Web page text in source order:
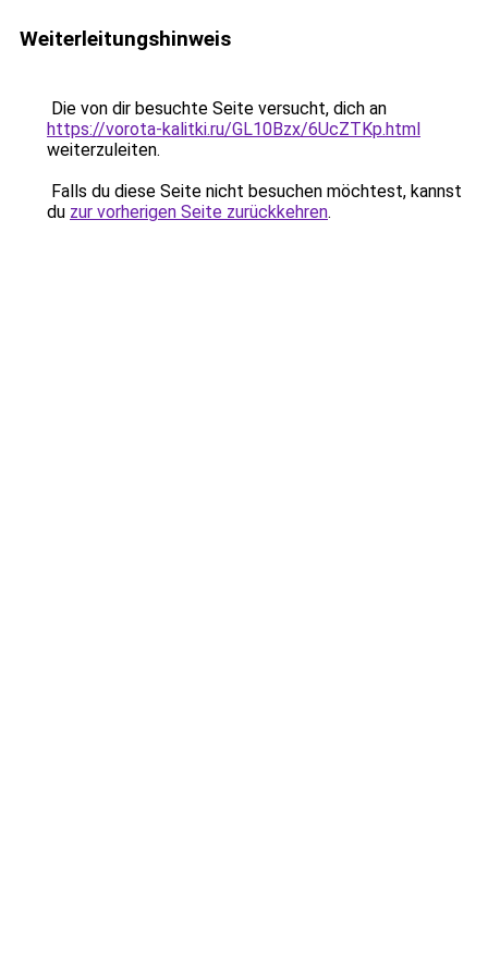
Weiterleitungshinweis
Die von dir besuchte Seite versucht, dich an
https://vorota-kalitki.ru/GL10Bzx/6UcZTKp.html
weiterzuleiten.
Falls du diese Seite nicht besuchen möchtest, kannst
du zur vorherigen Seite zurückkehren.